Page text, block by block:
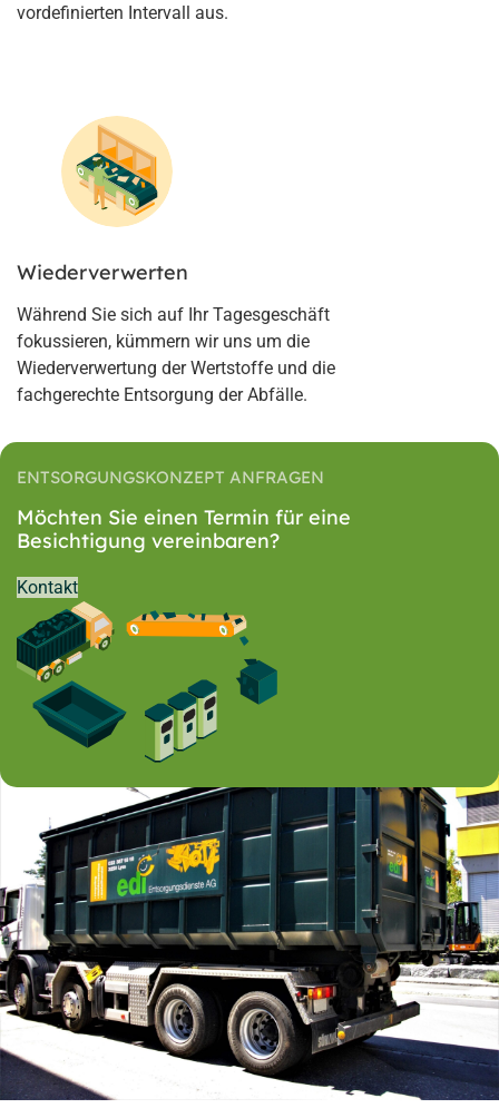
vordefinierten Intervall aus.
Wiederverwerten
Während Sie sich auf Ihr Tagesgeschäft
fokussieren, kümmern wir uns um die
Wiederverwertung der Wertstoffe und die
fachgerechte Entsorgung der Abfälle.
ENTSORGUNGSKONZEPT ANFRAGEN
Möchten Sie einen Termin für eine
Besichtigung vereinbaren?
Kontakt